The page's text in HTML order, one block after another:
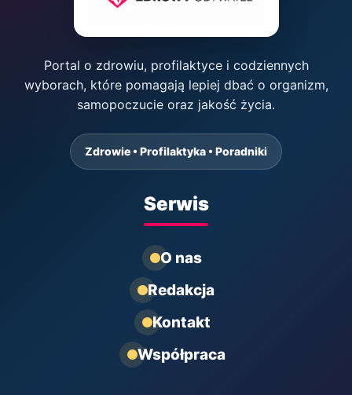
Portal o zdrowiu, profilaktyce i codziennych
wyborach, które pomagają lepiej dbać o organizm,
samopoczucie oraz jakość życia.
Zdrowie • Profilaktyka • Poradniki
Serwis
O nas
Redakcja
Kontakt
Współpraca